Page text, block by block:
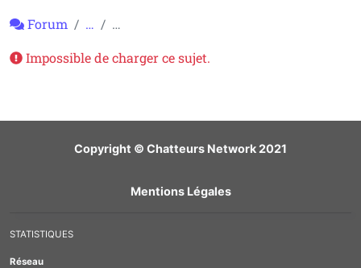
Forum …
…
Impossible de charger ce sujet.
Copyright © Chatteurs Network 2021
Mentions Légales
STATISTIQUES
Réseau